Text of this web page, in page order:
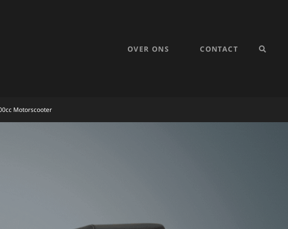
OVER ONS CONTACT
Motorscooter